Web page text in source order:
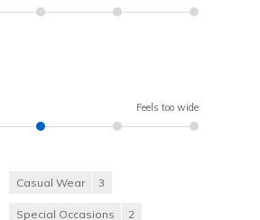
Feels too wide
Casual Wear 3
Special Occasions 2